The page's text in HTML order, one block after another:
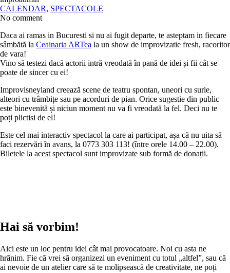
CALENDAR, SPECTACOLE
No comment
Daca ai ramas in Bucuresti si nu ai fugit departe, te asteptam in fiecare
sâmbătă la Ceainaria ARTea la un show de improvizatie fresh, racoritor
de vara!
Vino să testezi dacă actorii intră vreodată în pană de idei și fii cât se
poate de sincer cu ei!
Improvisneyland creează scene de teatru spontan, uneori cu surle,
alteori cu trâmbițe sau pe acorduri de pian. Orice sugestie din public
este binevenită și niciun moment nu va fi vreodată la fel. Deci nu te
poți plictisi de el!
Este cel mai interactiv spectacol la care ai participat, așa că nu uita să
faci rezervări în avans, la 0773 303 113! (între orele 14.00 – 22.00).
Biletele la acest spectacol sunt improvizate sub formă de donații.
Hai să vorbim!
Aici este un loc pentru idei cât mai provocatoare. Noi cu asta ne
hrănim. Fie că vrei să organizezi un eveniment cu totul „altfel”, sau că
ai nevoie de un atelier care să te molipsească de creativitate, ne poți